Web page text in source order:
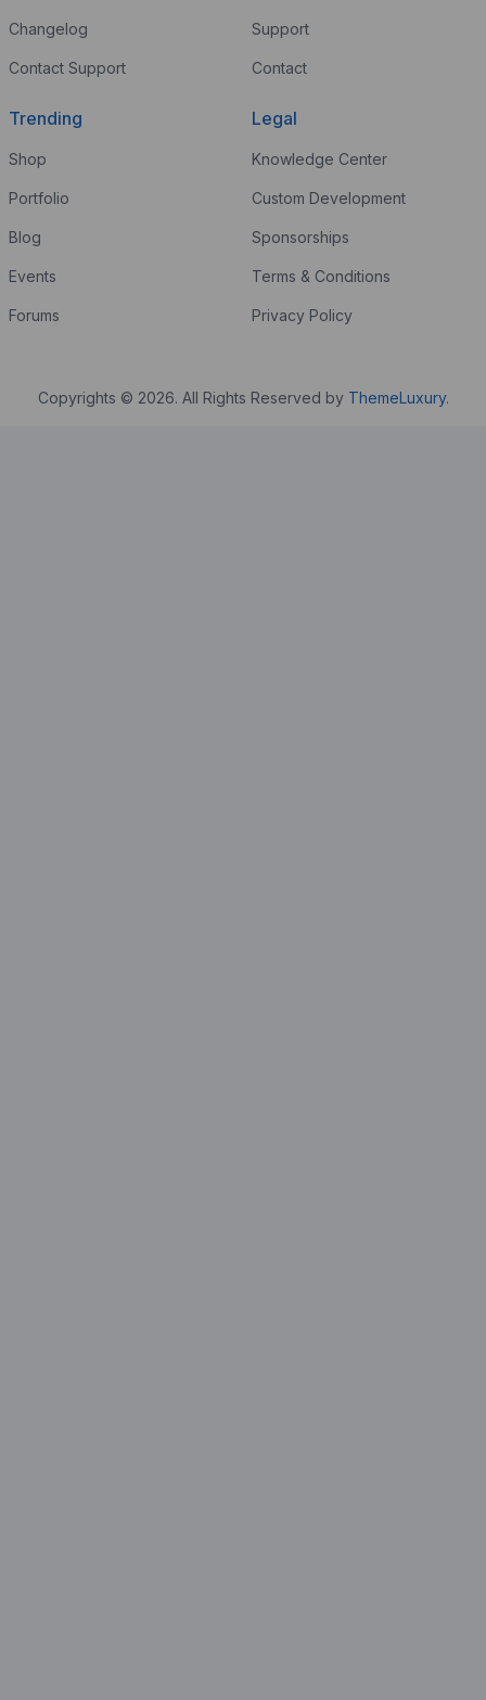
Changelog
Contact Support
Support
Contact
Trending
Shop
Portfolio
Blog
Events
Forums
Legal
Knowledge Center
Custom Development
Sponsorships
Terms & Conditions
Privacy Policy
Copyrights © 2026. All Rights Reserved by ThemeLuxury.